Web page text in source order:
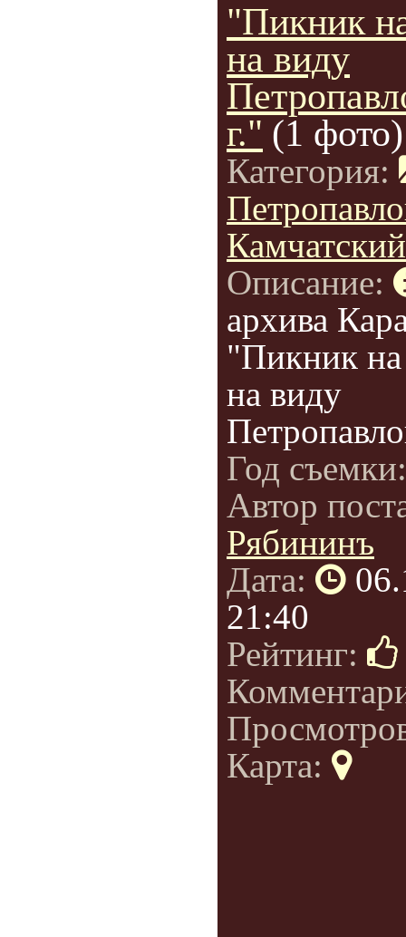
"Пикник
на виду
г." (1 фото)
Категория:
Камчатский
Описание:
архива
"Пикник
на виду
Год
Автор
Рябининъ
Дата:
21:40
Рейтинг:
Карта: